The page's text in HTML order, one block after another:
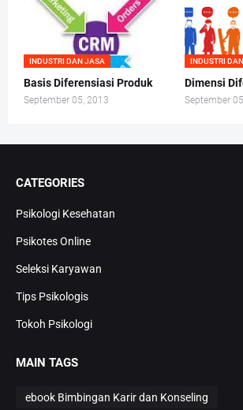
INDUSTRI DAN JASA
Basis Diferensiasi Produk
September 05, 2013
INDUSTRI
Dimensi
September
CATEGORIES
Psikologi Kesehatan
Psikotes Online
Seleksi Karyawan
Tips Psikologis
Tokoh Psikologi
MAIN TAGS
ebook Bimbingan Karir dan Konseling